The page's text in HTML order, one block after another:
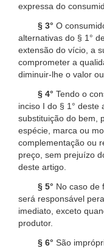
expressa do
§ 3° O
alternativas do § 1°
extensão do vício, a
comprometer a
diminuir-lhe o valor
§ 4° Tendo o
inciso I do § 1° deste
substituição do bem,
espécie, marca ou
complementação ou
preço, sem prejuízo
deste artigo.
§ 5° No caso de
será responsável
imediato, exceto
produtor.
§ 6° São